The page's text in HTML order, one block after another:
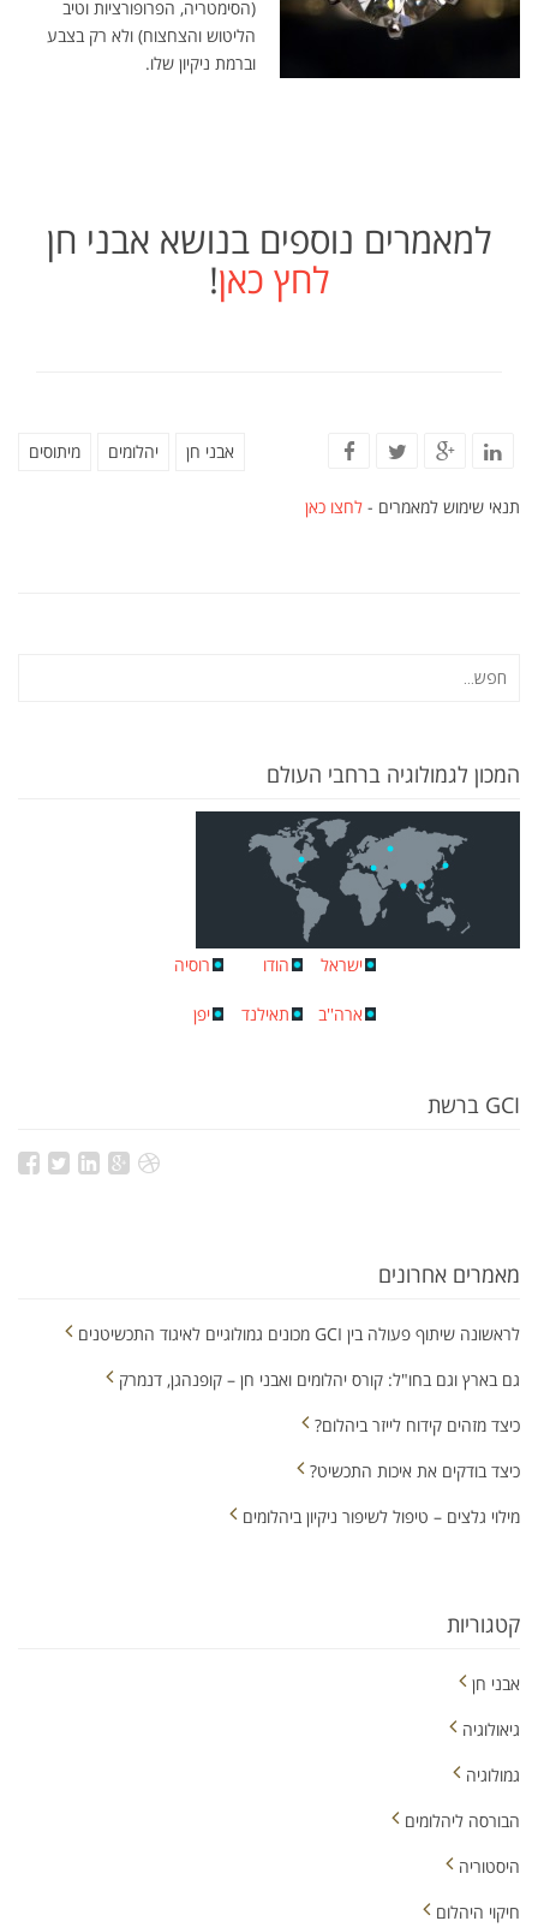
(הסימטריה, הפרופורציות וטיב
הליטוש והצחצוח) ולא רק בצבע
וברמת ניקיון שלו.
למאמרים נוספים בנושא אבני חן
לחץ כאן!
אבני חן יהלומים מיתוסים
תנאי שימוש למאמרים - לחצו כאן
המכון לגמולוגיה ברחבי העולם
ישראל הודו רוסיה
ארה''ב תאילנד יפן
GCI ברשת
מאמרים אחרונים
לראשונה שיתוף פעולה בין GCI מכונים גמולוגיים לאיגוד התכשיטנים
גם בארץ וגם בחו"ל: קורס יהלומים ואבני חן – קופנהגן, דנמרק
כיצד מזהים קידוח לייזר ביהלום?
כיצד בודקים את איכות התכשיט?
מילוי גלצים – טיפול לשיפור ניקיון ביהלומים
קטגוריות
אבני חן
גיאולוגיה
גמולוגיה
הבורסה ליהלומים
היסטוריה
חיקוי היהלום